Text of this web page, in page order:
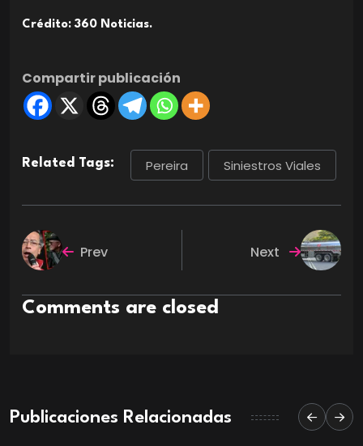
Crédito: 360 Noticias.
Compartir publicación
Related Tags: Pereira Siniestros Viales
Prev Next
Comments are closed
Publicaciones Relacionadas